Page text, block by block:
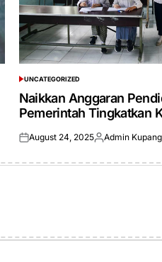
POSTED
IN
UNCATEGORIZED
Naikkan Anggaran
Pemerintah Tingkatkan
Posted
August 24, 2025Posted
Admin